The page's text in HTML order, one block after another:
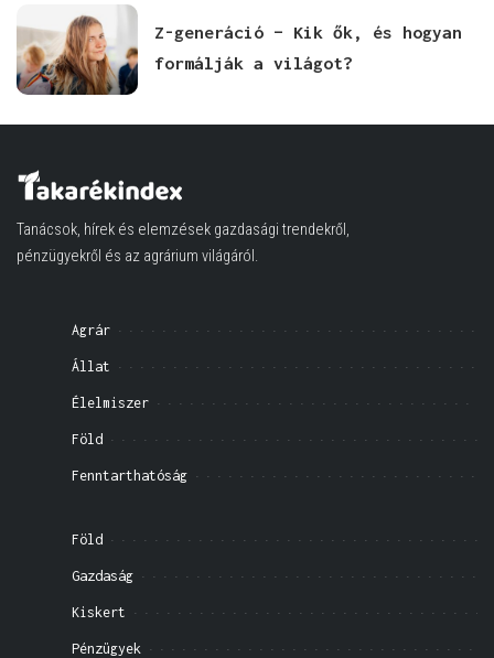
Z-generáció – Kik ők, és hogyan
formálják a világot?
Tanácsok, hírek és elemzések gazdasági trendekről,
pénzügyekről és az agrárium világáról.
Agrár
Állat
Élelmiszer
Föld
Fenntarthatóság
Föld
Gazdaság
Kiskert
Pénzügyek